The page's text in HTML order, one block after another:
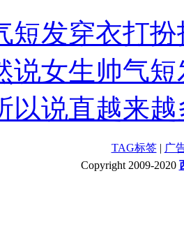
短发穿衣打
说女生帅气
以说直越来
TAG标签 | 广
Copyright 2009-2020